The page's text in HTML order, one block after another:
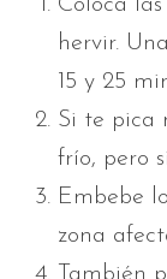
Coloca
hervir.
15 y 25
Si te pica
frío, pero
Embebe
zona